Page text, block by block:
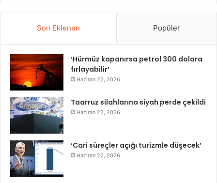
Son Eklenen Popüler
‘Hürmüz kapanırsa petrol 300 dolara
fırlayabilir’
Haziran 22, 2026
Taarruz silahlarına siyah perde çekildi
Haziran 22, 2026
‘Cari süreçler açığı turizmle düşecek’
Haziran 22, 2026